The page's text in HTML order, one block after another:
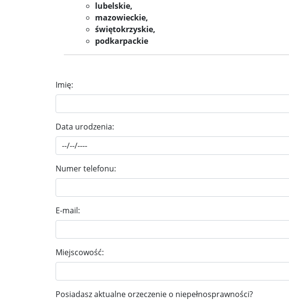
lubelskie,
mazowieckie,
świętokrzyskie,
podkarpackie
Imię:
Data urodzenia:
Numer telefonu:
E-mail:
Miejscowość:
Posiadasz aktualne orzeczenie o niepełnosprawności?